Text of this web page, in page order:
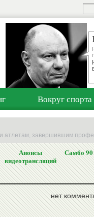
Вокруг спорта
атлетам, завершившим
Анонсы
видеотрансляций
Самбо 90
нет